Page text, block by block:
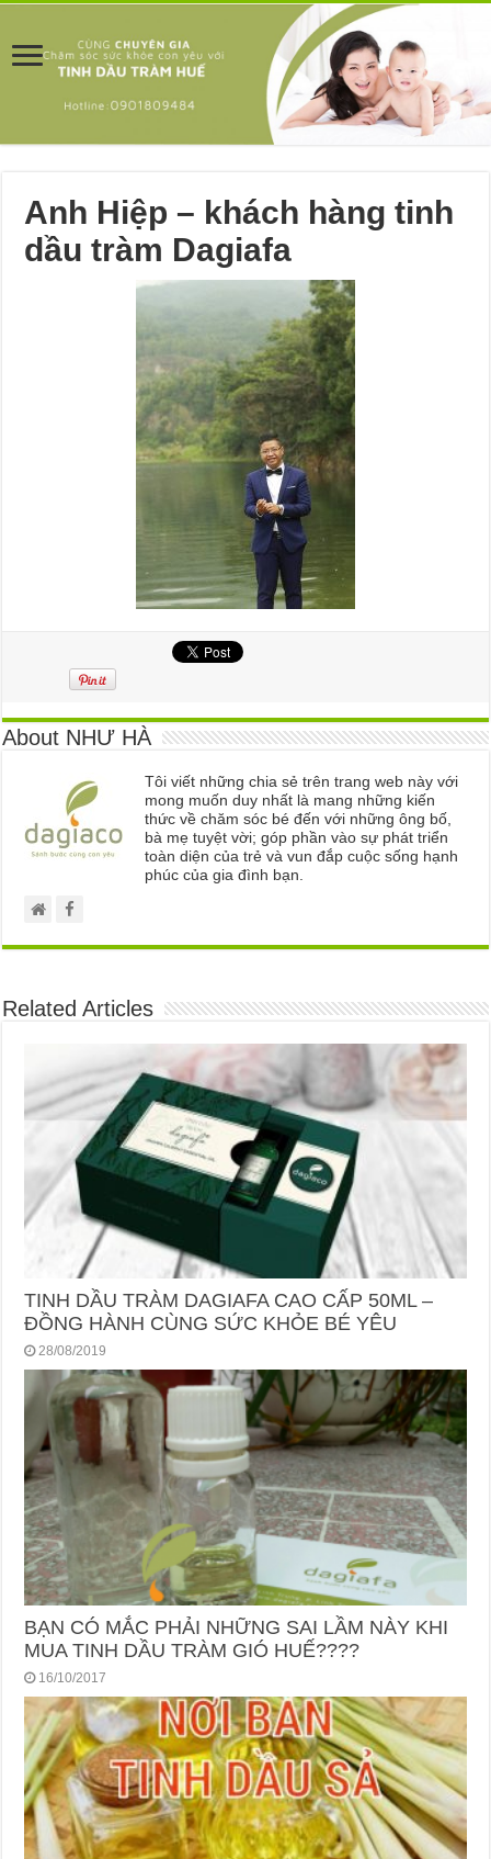
Anh Hiệp – khách hàng tinh
dầu tràm Dagiafa
About NHƯ HÀ
Tôi viết những chia sẻ trên trang web này với
mong muốn duy nhất là mang những kiến
thức về chăm sóc bé đến với những ông bố,
bà mẹ tuyệt vời; góp phần vào sự phát triển
toàn diện của trẻ và vun đắp cuộc sống hạnh
phúc của gia đình bạn.
Related Articles
TINH DẦU TRÀM DAGIAFA CAO CẤP 50ML –
ĐỒNG HÀNH CÙNG SỨC KHỎE BÉ YÊU
28/08/2019
BẠN CÓ MẮC PHẢI NHỮNG SAI LẦM NÀY KHI
MUA TINH DẦU TRÀM GIÓ HUẾ????
16/10/2017